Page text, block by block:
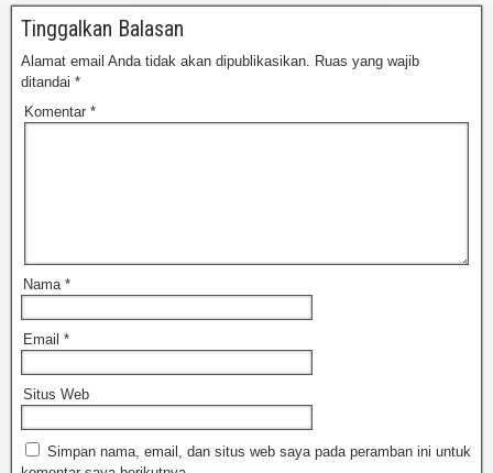
Tinggalkan Balasan
Alamat email Anda tidak akan dipublikasikan. Ruas yang wajib
ditandai *
Komentar *
Nama *
Email *
Situs Web
Simpan nama, email, dan situs web saya pada peramban ini untuk